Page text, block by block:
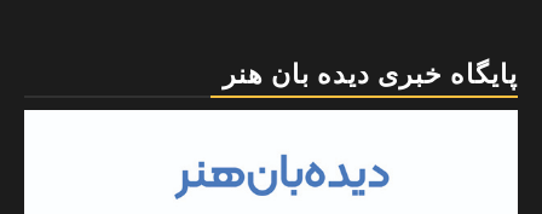
پایگاه خبری دیده بان هنر